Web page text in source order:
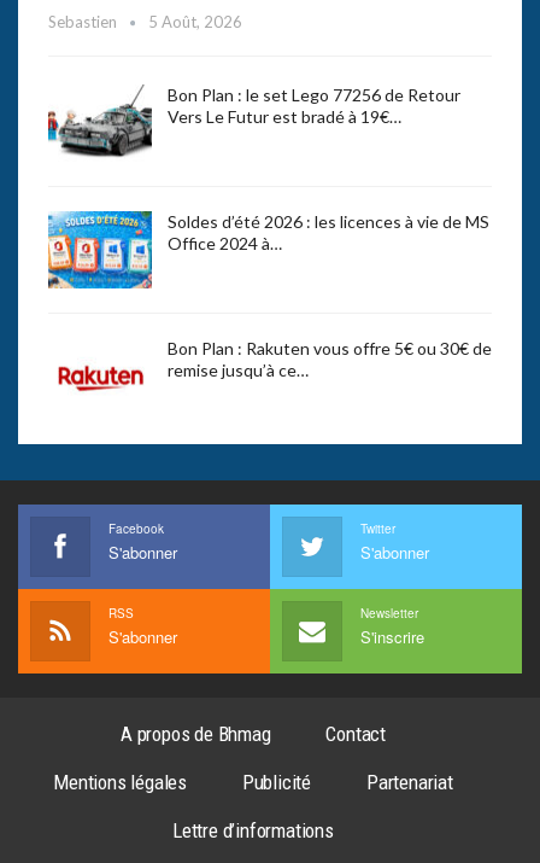
Sebastien 5 Août, 2026
Bon Plan : le set Lego 77256 de Retour
Vers Le Futur est bradé à 19€…
Soldes d’été 2026 : les licences à vie de MS
Office 2024 à…
Bon Plan : Rakuten vous offre 5€ ou 30€ de
remise jusqu’à ce…
Facebook
S'abonner
Twitter
S'abonner
RSS
S'abonner
Newsletter
S'inscrire
A propos de Bhmag
Contact
Mentions légales
Publicité
Partenariat
Lettre d’informations